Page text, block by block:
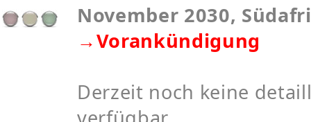
November 2030,
→Vorankündigung
Derzeit noch keine